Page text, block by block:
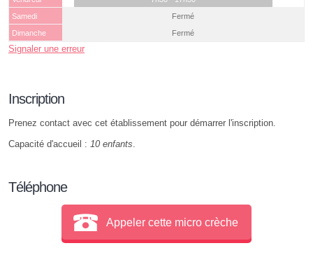
Samedi
Fermé
Dimanche
Fermé
Signaler une erreur
Inscription
Prenez contact avec cet établissement pour démarrer l'inscription.
Capacité d'accueil : 10 enfants.
Téléphone
Appeler cette micro crèche